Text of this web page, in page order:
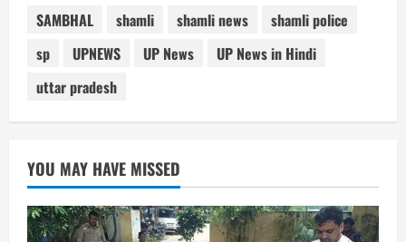
SAMBHAL
shamli shamli news
shamli police
sp
UPNEWS UP News
UP News in Hindi
uttar pradesh
YOU MAY HAVE MISSED